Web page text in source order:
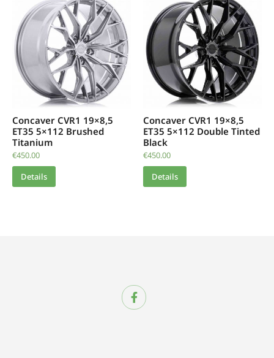
Concaver CVR1 19×8,5
ET35 5×112 Brushed
Titanium
€450.00
Details
Concaver CVR1 19×8,5
ET35 5×112 Double Tinted
Black
€450.00
Details